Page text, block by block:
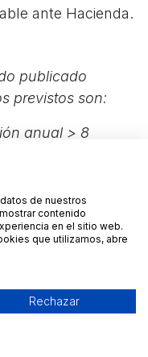
ante Hacienda.
publicado
previstos son:
anual > 8
facturación
desde la
nueva
de nuestros
contenido
en el sitio web.
que utilizamos, abre
Rechazar